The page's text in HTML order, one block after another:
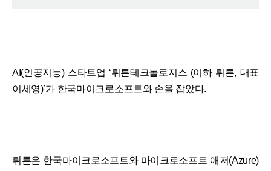
AI(인공지능) 스타트업 ‘뤼튼테크놀로지스 (이하 뤼튼, 대표
이세영)’가 한국마이크로소프트와 손을 잡았다.
뤼튼은 한국마이크로소프트와 마이크로소프트 애저(Azure)